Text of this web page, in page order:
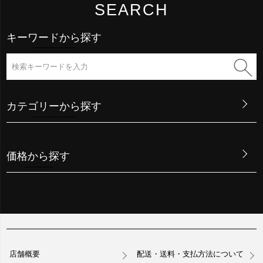
SEARCH
キーワードから探す
カテゴリーから探す
価格から探す
店舗概要 配送・送料・支払方法について